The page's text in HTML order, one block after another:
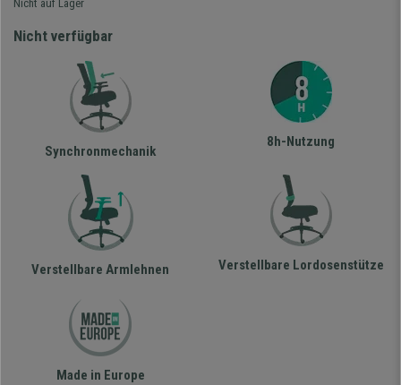
Nicht auf Lager
Nicht verfügbar
Synchronmechanik
8h-Nutzung
Verstellbare Armlehnen Verstellbare Lordosenstütze
Made in Europe